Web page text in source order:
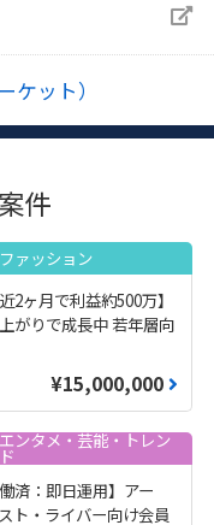
ケット）
件
ファッション
近2ヶ月で利益約500万】
がりで成長中 若年層向
¥15,000,000
ンタメ・芸能・トレン
ド
働済：即日運用】アー
ト・ライバー向け会員